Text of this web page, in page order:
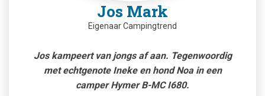
Jos Mark
Eigenaar Campingtrend
Jos kampeert van jongs af aan. Tegenwoordig
met echtgenote Ineke en hond Noa in een
camper Hymer B-MC I680.